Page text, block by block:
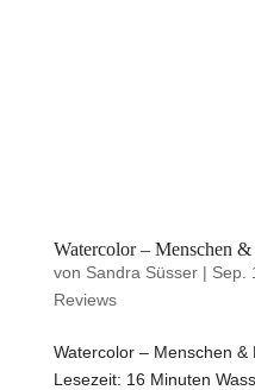
Watercolor – Menschen
von Sandra Süsser| Sep.
Reviews
Watercolor – Menschen &
Lesezeit: 16 Minuten